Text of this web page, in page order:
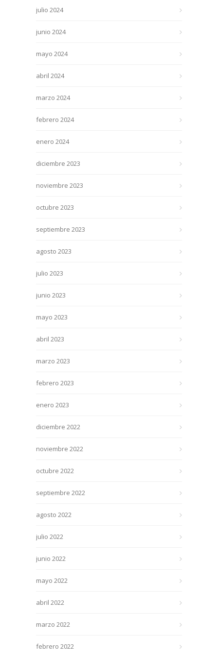
julio 2024
junio 2024
mayo 2024
abril 2024
marzo 2024
febrero 2024
enero 2024
diciembre 2023
noviembre 2023
octubre 2023
septiembre 2023
agosto 2023
julio 2023
junio 2023
mayo 2023
abril 2023
marzo 2023
febrero 2023
enero 2023
diciembre 2022
noviembre 2022
octubre 2022
septiembre 2022
agosto 2022
julio 2022
junio 2022
mayo 2022
abril 2022
marzo 2022
febrero 2022